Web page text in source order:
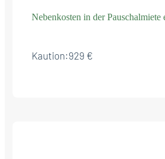
Nebenkosten in der Pauschalmiete
Kaution:929 €